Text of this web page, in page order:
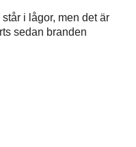
i lågor, men det är
sedan branden